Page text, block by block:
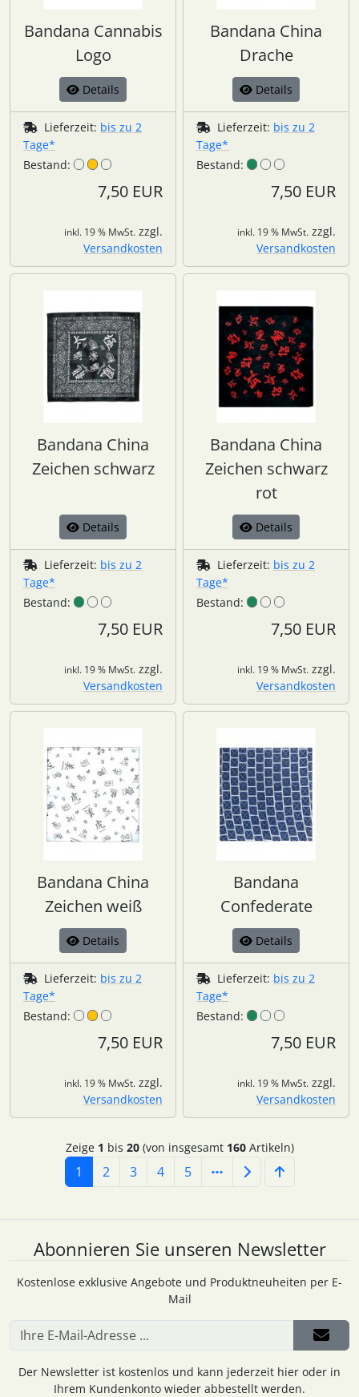
Bandana Cannabis
Logo
Details
Lieferzeit: bis zu 2
Tage*
Bestand:
7,50 EUR
inkl. 19 % MwSt. zzgl.
Versandkosten
Bandana China
Drache
Details
Lieferzeit: bis zu 2
Tage*
Bestand:
7,50 EUR
inkl. 19 % MwSt. zzgl.
Versandkosten
Bandana China
Zeichen schwarz
Details
Lieferzeit: bis zu 2
Tage*
Bestand:
7,50 EUR
inkl. 19 % MwSt. zzgl.
Versandkosten
Bandana China
Zeichen schwarz
rot
Details
Lieferzeit: bis zu 2
Tage*
Bestand:
7,50 EUR
inkl. 19 % MwSt. zzgl.
Versandkosten
Bandana China
Zeichen weiß
Details
Lieferzeit: bis zu 2
Tage*
Bestand:
7,50 EUR
inkl. 19 % MwSt. zzgl.
Versandkosten
Bandana
Confederate
Details
Lieferzeit: bis zu 2
Tage*
Bestand:
7,50 EUR
inkl. 19 % MwSt. zzgl.
Versandkosten
Zeige 1 bis 20(von insgesamt 160Artikeln)
1 2 3 4 5
Abonnieren Sie unseren Newsletter
Kostenlose exklusive Angebote und Produktneuheiten per E-
Mail
Der Newsletter ist kostenlos und kann jederzeit hier oder in
Ihrem Kundenkonto wieder abbestellt werden.